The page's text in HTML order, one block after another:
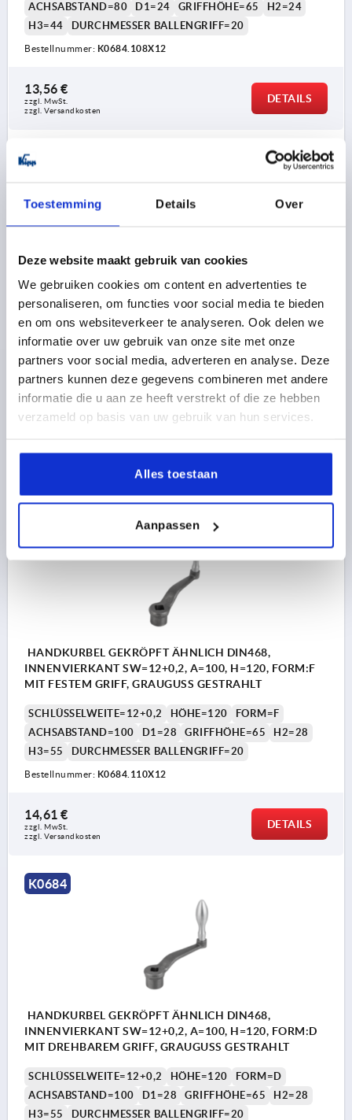
Toestemming Details Over
Deze website maakt gebruik van cookies
We gebruiken cookies om content en advertenties te
personaliseren, om functies voor social media te bieden
en om ons websiteverkeer te analyseren. Ook delen we
informatie over uw gebruik van onze site met onze
partners voor social media, adverteren en analyse. Deze
partners kunnen deze gegevens combineren met andere
informatie die u aan ze heeft verstrekt of die ze hebben
verzameld op basis van uw gebruik van hun services.
Alles toestaan
Aanpassen
ACHSABSTAND=80
D1=24 GRIFFHÖHE=65
H2=24
H3=44
DURCHMESSER BALLENGRIFF=20
Bestellnummer: K0684.108X12
13,56 €
zzgl. MwSt.
zzgl. Versandkosten
DETAILS
K0684
HANDKURBEL GEKRÖPFT ÄHNLICH DIN468,
INNENVIERKANT SW=12+0,2, A=80, H=109, FORM:D
MIT DREHBAREM GRIFF, GRAUGUSS GESTRAHLT
SCHLÜSSELWEITE=12+0,2
D1=24
H2=24
DURCHMESSER BALLENGRIFF=20
Bestellnummer: K0684.208X12
20,06 €
HANDKURBEL GEKRÖPFT ÄHNLICH DIN468,
INNENVIERKANT SW=12+0,2, A=100, H=120, FORM:F
MIT FESTEM GRIFF, GRAUGUSS GESTRAHLT
SCHLÜSSELWEITE=12+0,2 HÖHE=120
FORM=F
ACHSABSTAND=100
D1=28 GRIFFHÖHE=65
H2=28
H3=55
DURCHMESSER BALLENGRIFF=20
Bestellnummer: K0684.110X12
14,61 €
zzgl. MwSt.
zzgl. Versandkosten
DETAILS
K0684
HANDKURBEL GEKRÖPFT ÄHNLICH DIN468,
INNENVIERKANT SW=12+0,2, A=100, H=120, FORM:D
MIT DREHBAREM GRIFF, GRAUGUSS GESTRAHLT
SCHLÜSSELWEITE=12+0,2 HÖHE=120
FORM=D
ACHSABSTAND=100
D1=28 GRIFFHÖHE=65
H2=28
H3=55
DURCHMESSER BALLENGRIFF=20